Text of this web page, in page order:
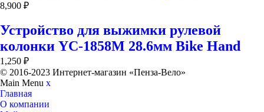
8,900 ₽
Устройство для выжимки рулевой
колонки YC-1858М 28.6мм Bike Hand
1,250 ₽
© 2016-2023 Интернет-магазин «Пенза-Вело»
Main Menu x
Главная
О компании